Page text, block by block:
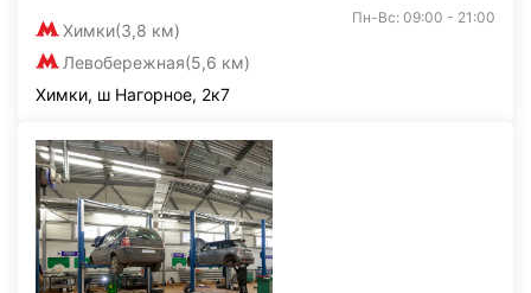
Химки(3,8 км)
Левобережная(5,6 км)
Пн-Вс: 09:00 - 21:00
Химки, ш Нагорное, 2к7